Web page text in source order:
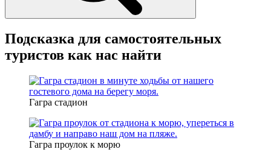
Подсказка для самостоятельных
туристов как нас найти
Гагра стадион
Гагра проулок к морю